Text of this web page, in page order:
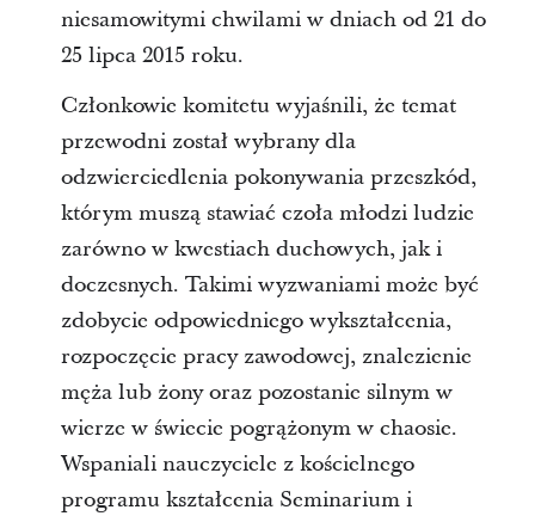
niesamowitymi chwilami w dniach od 21 do
25 lipca 2015 roku.
Członkowie komitetu wyjaśnili, że temat
przewodni został wybrany dla
odzwierciedlenia pokonywania przeszkód,
którym muszą stawiać czoła młodzi ludzie
zarówno w kwestiach duchowych, jak i
doczesnych. Takimi wyzwaniami może być
zdobycie odpowiedniego wykształcenia,
rozpoczęcie pracy zawodowej, znalezienie
męża lub żony oraz pozostanie silnym w
wierze w świecie pogrążonym w chaosie.
Wspaniali nauczyciele z kościelnego
programu kształcenia Seminarium i